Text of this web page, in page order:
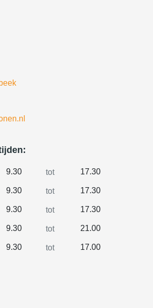
9.30 tot 17.30
9.30 tot 17.30
9.30 tot 17.30
9.30 tot 21.00
9.30 tot 17.00